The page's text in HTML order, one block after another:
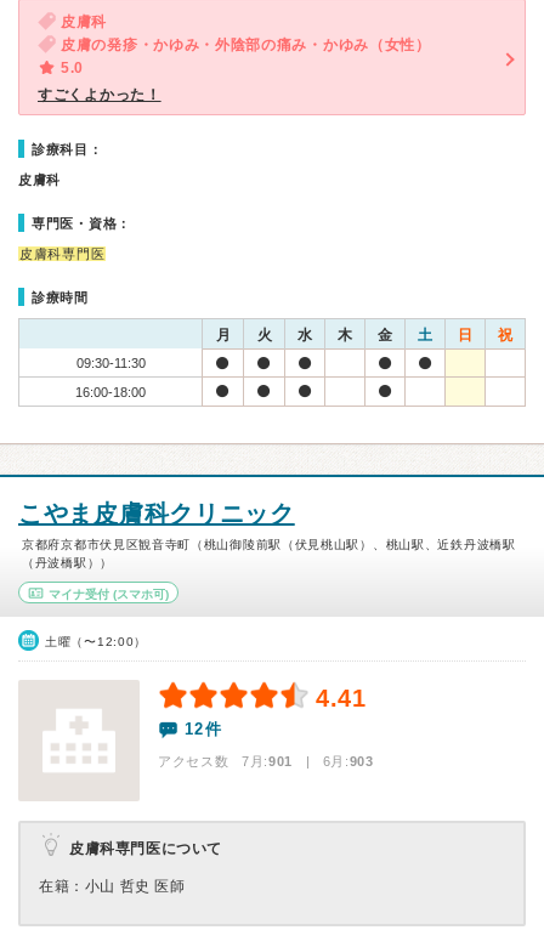
皮膚科
皮膚の発疹・かゆみ・外陰部の痛み・かゆみ（女性）
5.0
すごくよかった！
診療科目：
皮膚科
専門医・資格：
皮膚科専門医
診療時間
月 火 水 木 金 土 日 祝
09:30-11:30
16:00-18:00
こやま皮膚科クリニック
京都府京都市伏見区観音寺町（桃山御陵前駅（伏見桃山駅）、桃山駅、近鉄丹波橋駅
（丹波橋駅））
マイナ受付 (スマホ可)
土曜（〜12:00）
4.41
12件
アクセス数 7月:901 | 6月:903
皮膚科専門医について
在籍：小山 哲史 医師